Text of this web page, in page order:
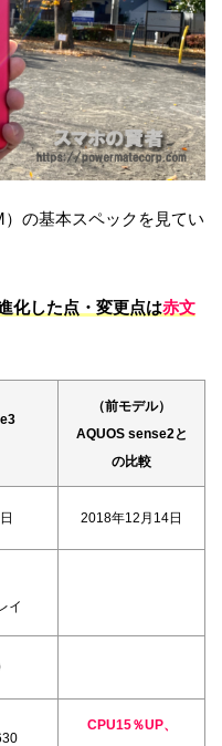
の基本スペックを見てい
化した点・変更点は赤文
（前モデル）
AQUOS sense2と
の比較
2018年12月14日
イ
CPU15％UP、